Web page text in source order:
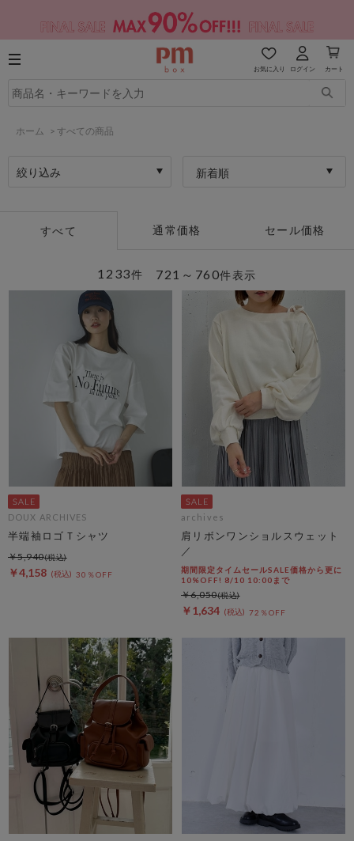
お気に入り ログイン カート
ホーム > すべての商品
絞り込み 新着順
すべて 通常価格 セール価格
721～760件表示
1233件
DOUX ARCHIVES
半端袖ロゴＴシャツ
￥4,158 30％OFF
￥5,940
archives
肩リボンワンショルスウェット
／
期間限定タイムセールSALE価格から更に
10%OFF! 8/10 10:00まで
￥1,634 72％OFF
￥6,050